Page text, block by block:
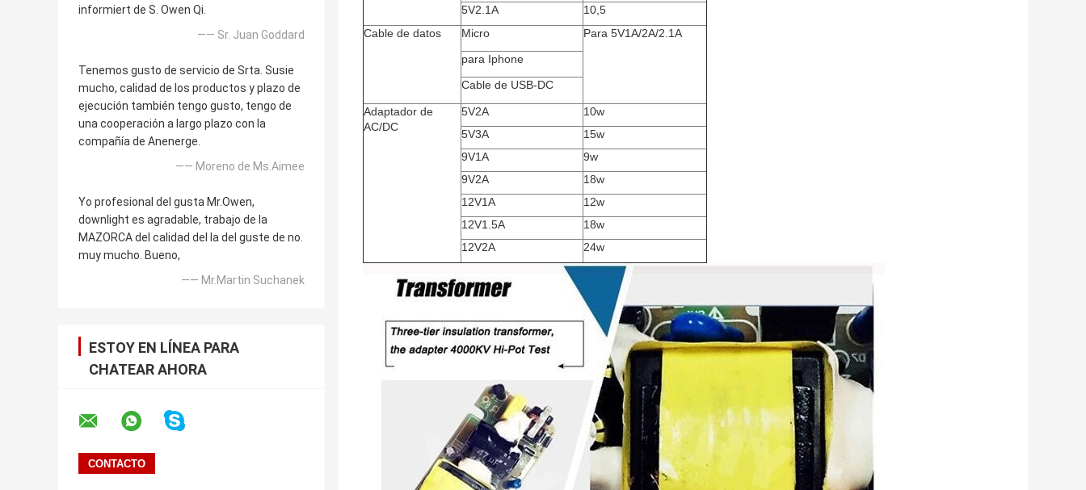
informiert de S. Owen Qi.
—— Sr. Juan Goddard
Tenemos gusto de servicio de Srta. Susie
mucho, calidad de los productos y plazo de
ejecución también tengo gusto, tengo de
una cooperación a largo plazo con la
compañía de Anenerge.
—— Moreno de Ms.Aimee
Yo profesional del gusta Mr.Owen,
downlight es agradable, trabajo de la
MAZORCA del calidad del la del guste de no.
muy mucho. Bueno,
—— Mr.Martin Suchanek
ESTOY EN LÍNEA PARA
CHATEAR AHORA
5V2.1A
10,5
Cable de datos
Micro
Para 5V1A/2A/2.1A
para Iphone
Cable de USB-DC
Adaptador de
AC/DC
5V2A
10w
5V3A
15w
9V1A
9w
9V2A
18w
12V1A
12w
12V1.5A
18w
12V2A
24w